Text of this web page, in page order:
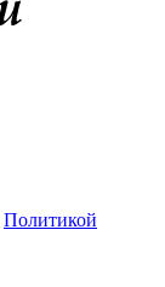
Политикой